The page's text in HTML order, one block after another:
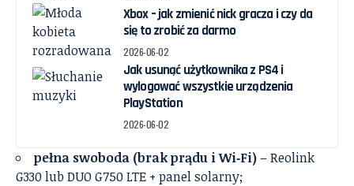
Xbox – jak zmienić nick gracza i czy da
się to zrobić za darmo
2026-06-02
Jak usunąć użytkownika z PS4 i
wylogować wszystkie urządzenia
PlayStation
2026-06-02
pełna swoboda (brak prądu i Wi‑Fi)– Reolink
G330 lub DUO G750 LTE + panel solarny;